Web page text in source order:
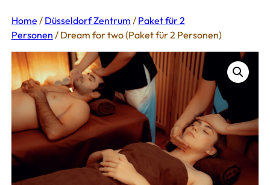
Home / Düsseldorf Zentrum / Paket für 2
Personen / Dream for two (Paket für 2 Personen)